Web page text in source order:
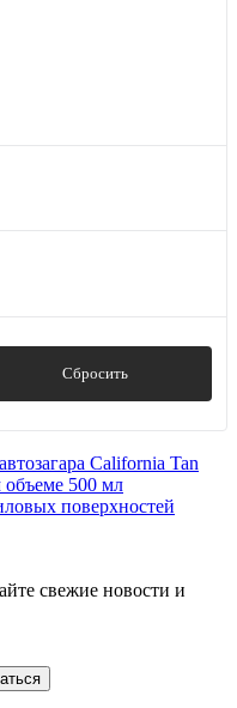
Сбросить
California Tan
500 мл
поверхностей
свежие новости и